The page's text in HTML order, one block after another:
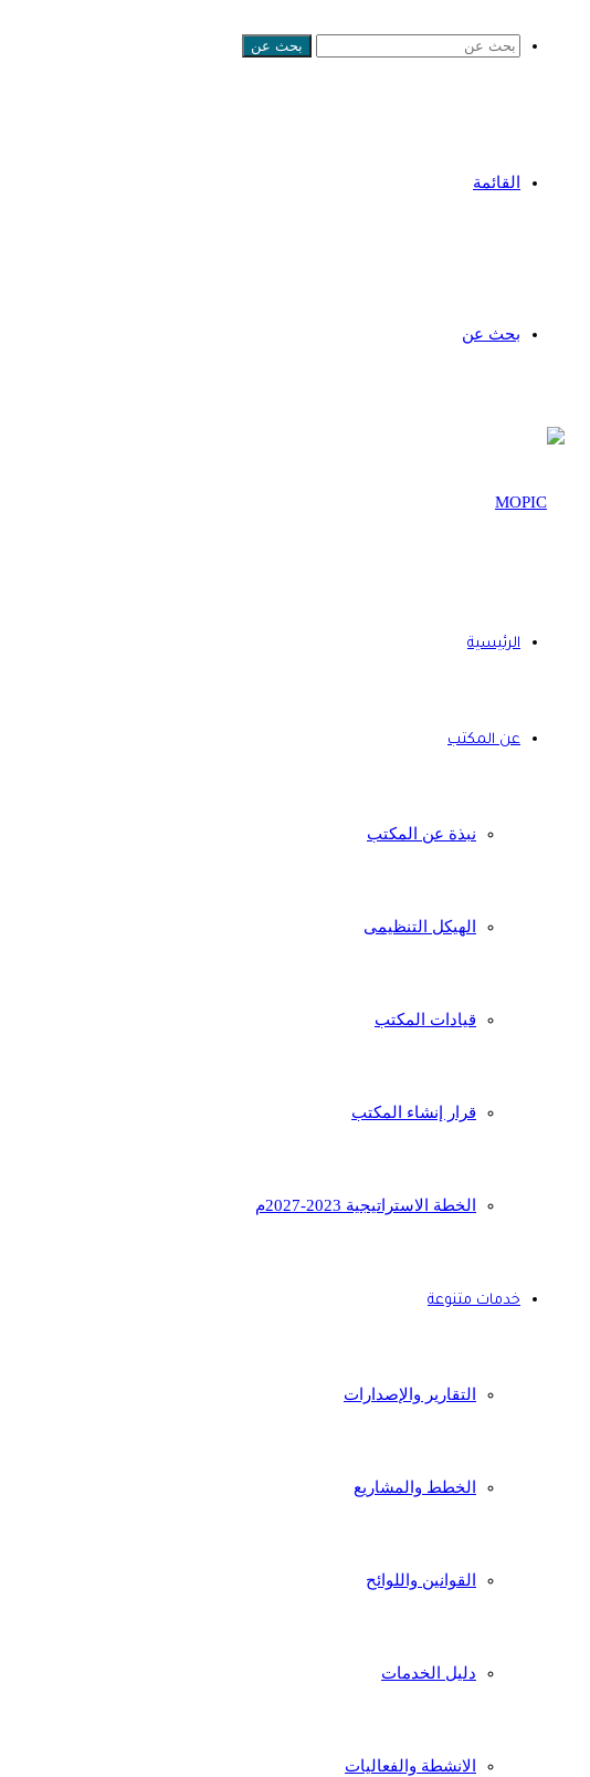
بحث عن
القائمة
بحث عن
الرئيسية
عن المكتب
نبذة عن المكتب
الهيكل التنظيمى
قيادات المكتب
قرار إنشاء المكتب
الخطة الاستراتيجية 2023-2027م
خدمات متنوعة
التقارير والإصدارات
الخطط والمشاريع
القوانين واللوائح
دليل الخدمات
الانشطة والفعاليات